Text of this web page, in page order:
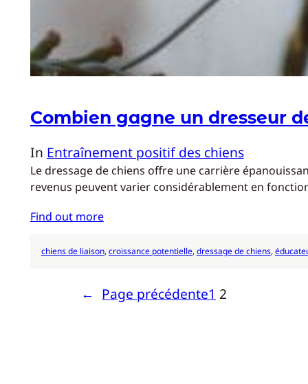
Combien gagne un dresseur
In Entraînement positif des chiens
Le dressage de chiens offre une carrière
revenus peuvent varier considérablement en
Find out more
chiens de liaison, croissance potentielle, dressage de chiens,
← Page précédente1 2